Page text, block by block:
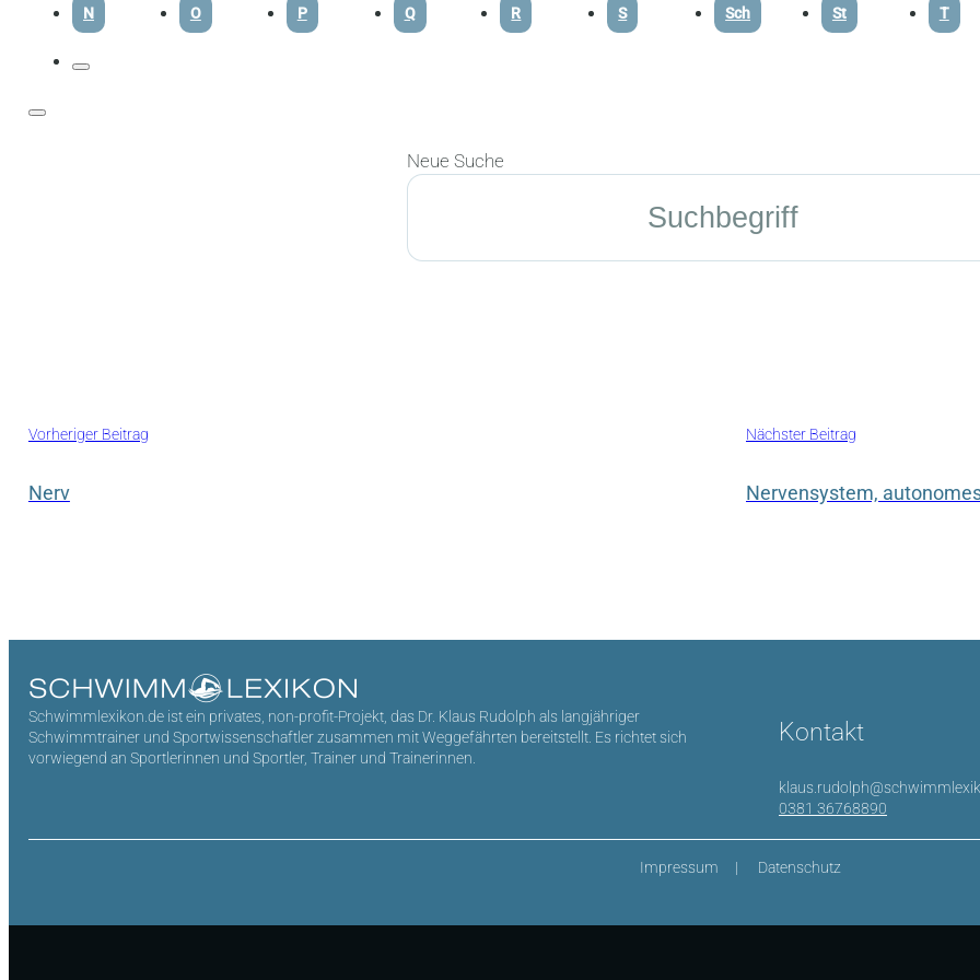
N O P Q R S Sch St T
Neue Suche
Suchen
Vorheriger Beitrag
Nerv
Nächster Beitrag
Nervensystem,
Schwimmlexikon.de ist ein privates, non-profit-Projekt, das Dr. Klaus Rudolph als langjähriger
Schwimmtrainer und Sportwissenschaftler zusammen mit Weggefährten bereitstellt. Es richtet sich
vorwiegend an Sportlerinnen und Sportler, Trainer und Trainerinnen.
Kontakt
0381 36768890
Impressum Datenschutz